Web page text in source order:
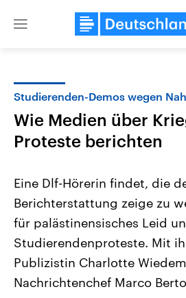
Close
Landtagswahl Sachsen-Anhalt
2026
Alle Informationen
September 2026 einen neuen
Studierenden-Demos wegen
Wie Medien über
Proteste berichten
Eine Dlf-Hörerin findet, die
Berichterstattung zeige zu
für palästinensisches Leid
Studierendenproteste. Mit
Publizistin Charlotte
Nachrichtenchef Marco